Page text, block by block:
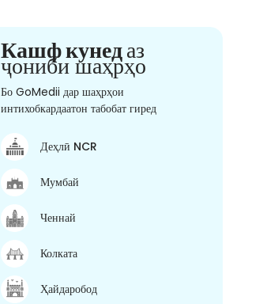
Кашф кунедаз
ҷониби шаҳрҳо
Бо GoMedii дар шаҳрҳои
интихобкардаатон табобат гиред
Деҳлӣ NCR
Мумбай
Ченнай
Колката
Ҳайдаробод